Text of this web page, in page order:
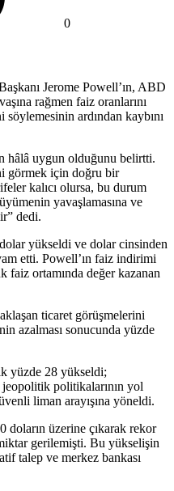
0
Jerome Powell’ın, ABD
rağmen faiz oranlarını
ardından kaybını
hâlâ uygun olduğunu belirtti.
görmek için doğru bir
kalıcı olursa, bu durum
yavaşlamasına ve
dedi.
dolar yükseldi ve dolar cinsinden
etti. Powell’ın faiz indirimi
faiz ortamında değer kazanan
ticaret görüşmelerini
azalması sonucunda yüzde
yüzde 28 yükseldi;
jeopolitik politikalarının yol
liman arayışına yöneldi.
doların üzerine çıkarak rekor
gerilemişti. Bu yükselişin
talep ve merkez bankası